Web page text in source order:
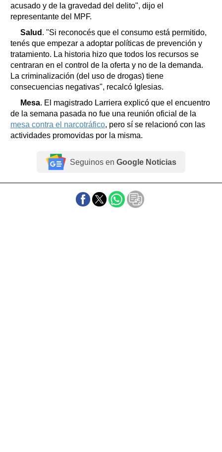
acusado y de la gravedad del delito", dijo el
representante del MPF.
Salud . "Si reconocés que el consumo está permitido,
tenés que empezar a adoptar políticas de prevención y
tratamiento. La historia hizo que todos los recursos se
centraran en el control de la oferta y no de la demanda.
La criminalización (del uso de drogas) tiene
consecuencias negativas", recalcó Iglesias.
Mesa. El magistrado Larriera explicó que el encuentro
de la semana pasada no fue una reunión oficial de la
mesa contra el narcotráfico, pero sí se relacionó con las
actividades promovidas por la misma.
Seguinos en Google Noticias